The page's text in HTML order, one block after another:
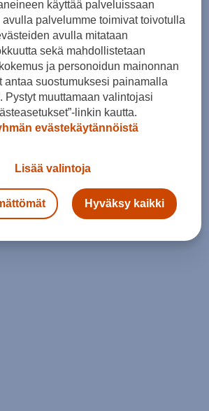
käyttää palveluissaan
palvelumme toimivat toivotulla
avulla mitataan
sekä mahdollistetaan
ja personoidun mainonnan
antaa suostumuksesi painamalla
Pystyt muuttamaan valintojasi
linkin kautta.
evästekäytännöistä
Lisää valintoja
Hyväksy kaikki